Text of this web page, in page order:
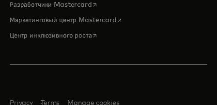
Разработчики Mastercardopens in a new tab
Маркетинговый центр Mastercardopens in a new tab
Центр инклюзивного ростаopens in a new tab
Privacy Terms Manage cookies